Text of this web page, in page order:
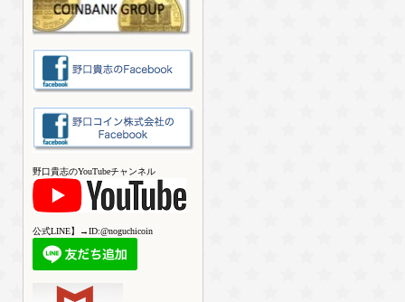
野口貴志のYouTubeチャンネル
公式LINE】→ID:@noguchicoin